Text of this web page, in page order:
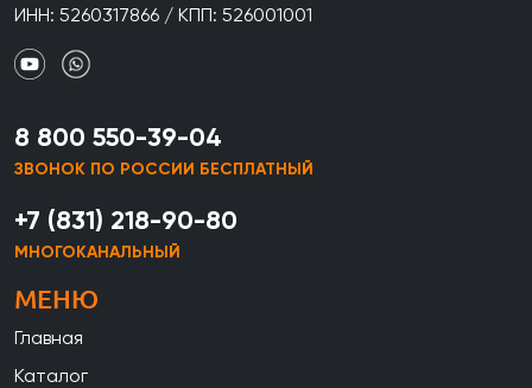
ИНН: 5260317866 / КПП: 526001001
8 800 550-39-04
ЗВОНОК ПО РОССИИ БЕСПЛАТНЫЙ
+7 (831) 218-90-80
МНОГОКАНАЛЬНЫЙ
МЕНЮ
Главная
Каталог